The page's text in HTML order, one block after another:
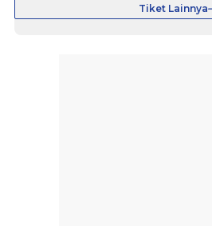
Tiket Lainnya